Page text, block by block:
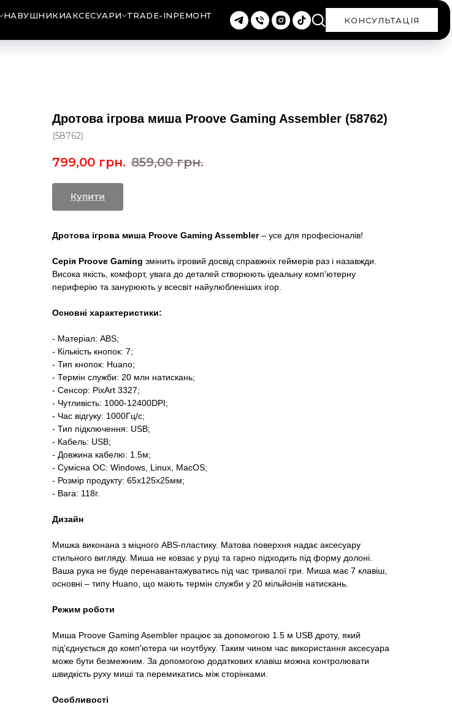
НАВУШНИКИАКСЕСУАРИ TRADE-INРЕМОНТ
КОНСУЛЬТАЦІЯ
Дротова ігрова миша Proove Gaming Assembler (58762)
(58762)
799,00 грн. 859,00 грн.
Купити
Дротова ігрова миша Proove Gaming Assembler– усе для професіоналів!
Серія Proove Gaming змінить ігровий досвід справжніх геймерів раз і назавжди.
Висока якість, комфорт, увага до деталей створюють ідеальну комп'ютерну
периферію та занурюють у всесвіт найулюбленіших ігор.
Основні характеристики:
- Матеріал: ABS;
- Кількість кнопок: 7;
- Тип кнопок: Huano;
- Термін служби: 20 млн натискань;
- Сенсор: PixArt 3327;
- Чутливість: 1000-12400DPI;
- Час відгуку: 1000Гц/с;
- Тип підключення: USB;
- Кабель: USB;
- Довжина кабелю: 1.5м;
- Сумісна ОС: Windows, Linux, MacOS;
- Розмір продукту: 65x125x25мм;
- Вага: 118г.
Дизайн
Мишка виконана з міцного ABS-пластику. Матова поверхня надає аксесуару
стильного вигляду. Миша не ковзає у руці та гарно підходить під форму долоні.
Ваша рука не буде перенавантажуватись під час тривалої гри. Миша має 7 клавіш,
основні – типу Huano, що мають термін служби у 20 мільйонів натискань.
Режим роботи
Миша Proove Gaming Asembler працює за допомогою 1.5 м USB дроту, який
під’єднується до комп'ютера чи ноутбуку. Таким чином час використання аксесуара
може бути безмежним. За допомогою додаткових клавіш можна контролювати
швидкість руху миші та перемикатись між сторінками.
Особливості